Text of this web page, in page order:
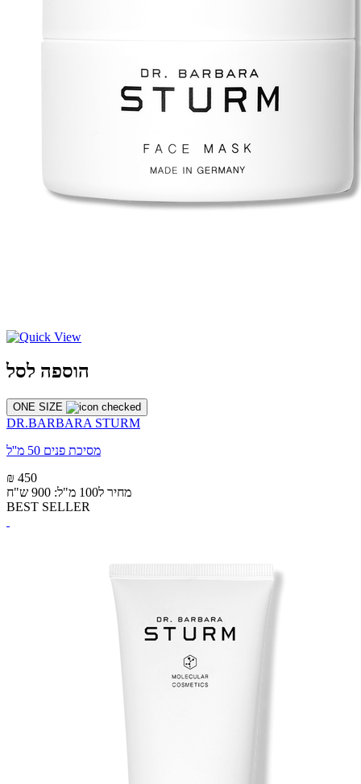
הוספה לסל
ONE SIZE
DR.BARBARA STURM
מסיכת פנים 50 מ''ל
₪ 450
מחיר ל100 מ"ל: 900 ש"ח
BEST SELLER